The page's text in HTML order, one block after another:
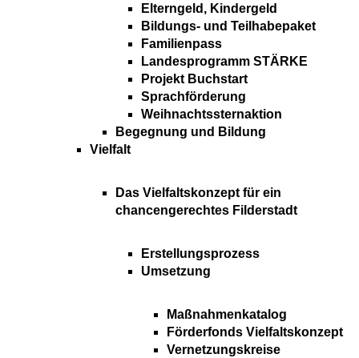
Elterngeld, Kindergeld
Bildungs- und Teilhabepaket
Familienpass
Landesprogramm STÄRKE
Projekt Buchstart
Sprachförderung
Weihnachtssternaktion
Begegnung und Bildung
Vielfalt
Das Vielfaltskonzept für ein
chancengerechtes Filderstadt
Erstellungsprozess
Umsetzung
Maßnahmenkatalog
Förderfonds Vielfaltskonzept
Vernetzungskreise